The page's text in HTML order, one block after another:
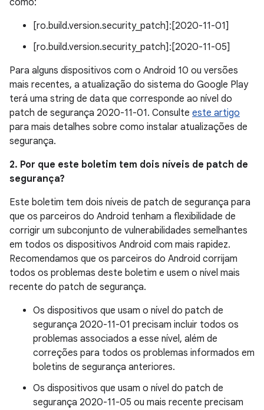
como:
[ro.build.version.security_patch]:[2020-11-01]
[ro.build.version.security_patch]:[2020-11-05]
Para alguns dispositivos com o Android 10 ou versões
mais recentes, a atualização do sistema do Google Play
terá uma string de data que corresponde ao nível do
patch de segurança 2020-11-01. Consulte este artigo
para mais detalhes sobre como instalar atualizações de
segurança.
2. Por que este boletim tem dois níveis de patch de
segurança?
Este boletim tem dois níveis de patch de segurança para
que os parceiros do Android tenham a flexibilidade de
corrigir um subconjunto de vulnerabilidades semelhantes
em todos os dispositivos Android com mais rapidez.
Recomendamos que os parceiros do Android corrijam
todos os problemas deste boletim e usem o nível mais
recente do patch de segurança.
Os dispositivos que usam o nível do patch de
segurança 2020-11-01 precisam incluir todos os
problemas associados a esse nível, além de
correções para todos os problemas informados em
boletins de segurança anteriores.
Os dispositivos que usam o nível do patch de
segurança 2020-11-05 ou mais recente precisam